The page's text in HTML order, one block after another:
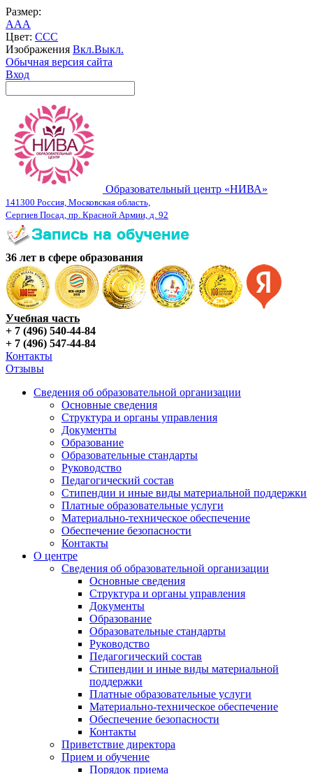
Размер:
AAA
Цвет: CCC
Изображения Вкл.Выкл.
Обычная версия сайта
Вход
Образовательный центр «НИВА»
141300 Россия, Московская область,
Сергиев Посад, пр. Красной Армии, д. 92
36 лет в сфере образования
Учебная часть
+ 7 (496) 540-44-84
+ 7 (496) 547-44-84
Контакты
Отзывы
Сведения об образовательной организации
Основные сведения
Структура и органы управления
Документы
Образование
Образовательные стандарты
Руководство
Педагогический состав
Стипендии и иные виды материальной поддержки
Платные образовательные услуги
Материально-техническое обеспечение
Обеспечение безопасности
Контакты
О центре
Сведения об образовательной организации
Основные сведения
Структура и органы управления
Документы
Образование
Образовательные стандарты
Руководство
Педагогический состав
Стипендии и иные виды материальной
поддержки
Платные образовательные услуги
Материально-техническое обеспечение
Обеспечение безопасности
Контакты
Приветствие директора
Прием и обучение
Порядок приема